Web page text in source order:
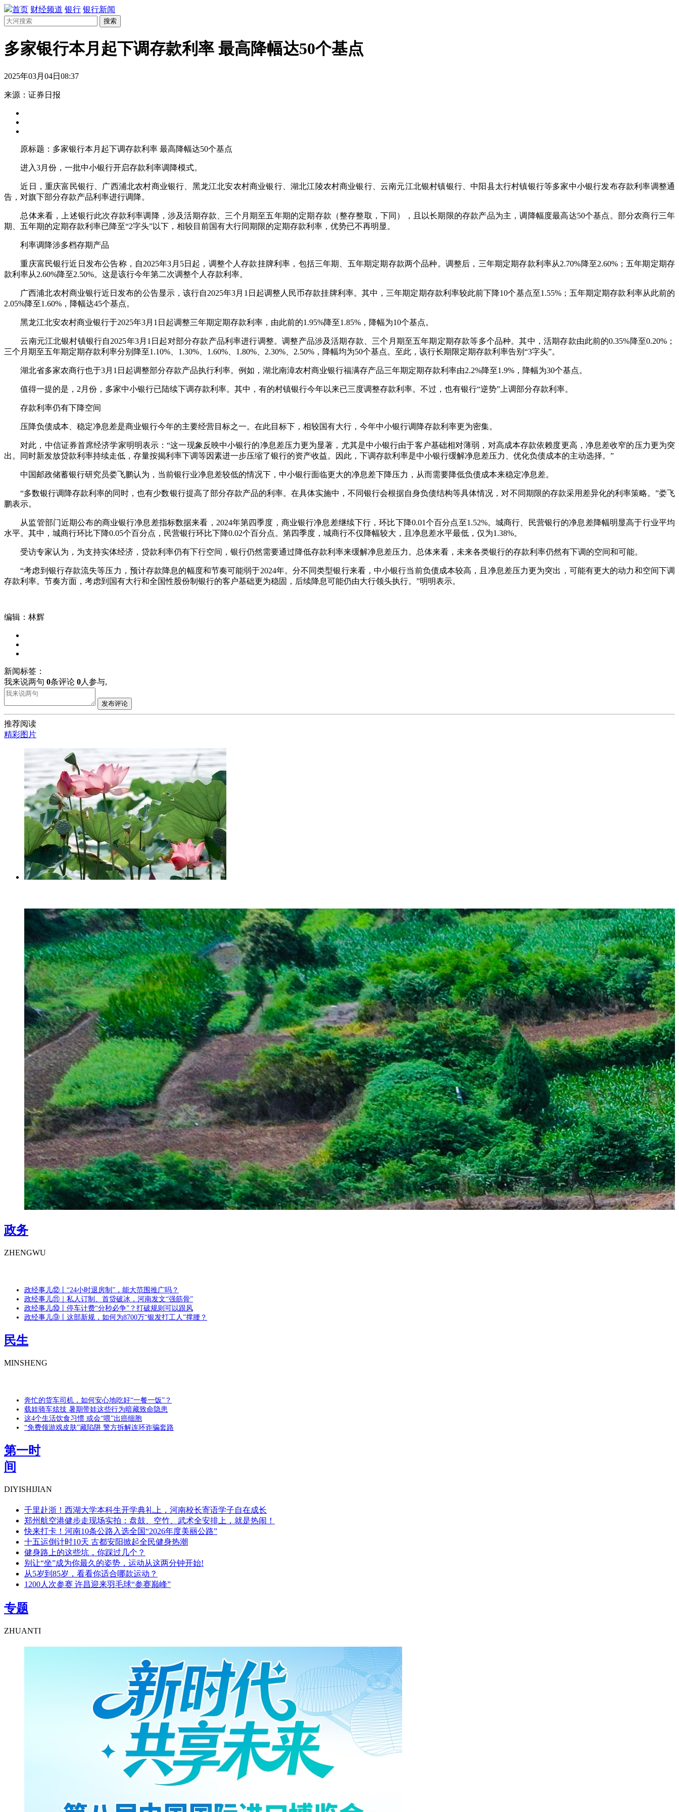
首页 财经频道 银行 银行新闻
搜索
多家银行本月起下调存款利率 最高降幅达50个基点
2025年03月04日08:37
来源：证券日报
原标题：多家银行本月起下调存款利率 最高降幅达50个基点
进入3月份，一批中小银行开启存款利率调降模式。
近日，重庆富民银行、广西浦北农村商业银行、黑龙江北安农村商业银行、湖北江陵农村商业银行、云南元江北银村镇银行、中阳县太行村镇银行等多家中小银行发布存款利率调整通
告，对旗下部分存款产品利率进行调降。
总体来看，上述银行此次存款利率调降，涉及活期存款、三个月期至五年期的定期存款（整存整取，下同），且以长期限的存款产品为主，调降幅度最高达50个基点。部分农商行三年
期、五年期的定期存款利率已降至“2字头”以下，相较目前国有大行同期限的定期存款利率，优势已不再明显。
利率调降涉多档存期产品
重庆富民银行近日发布公告称，自2025年3月5日起，调整个人存款挂牌利率，包括三年期、五年期定期存款两个品种。调整后，三年期定期存款利率从2.70%降至2.60%；五年期定期存
款利率从2.60%降至2.50%。这是该行今年第二次调整个人存款利率。
广西浦北农村商业银行近日发布的公告显示，该行自2025年3月1日起调整人民币存款挂牌利率。其中，三年期定期存款利率较此前下降10个基点至1.55%；五年期定期存款利率从此前的
2.05%降至1.60%，降幅达45个基点。
黑龙江北安农村商业银行于2025年3月1日起调整三年期定期存款利率，由此前的1.95%降至1.85%，降幅为10个基点。
云南元江北银村镇银行自2025年3月1日起对部分存款产品利率进行调整。调整产品涉及活期存款、三个月期至五年期定期存款等多个品种。其中，活期存款由此前的0.35%降至0.20%；
三个月期至五年期定期存款利率分别降至1.10%、1.30%、1.60%、1.80%、2.30%、2.50%，降幅均为50个基点。至此，该行长期限定期存款利率告别“3字头”。
湖北省多家农商行也于3月1日起调整部分存款产品执行利率。例如，湖北南漳农村商业银行福满存产品三年期定期存款利率由2.2%降至1.9%，降幅为30个基点。
值得一提的是，2月份，多家中小银行已陆续下调存款利率。其中，有的村镇银行今年以来已三度调整存款利率。不过，也有银行“逆势”上调部分存款利率。
存款利率仍有下降空间
压降负债成本、稳定净息差是商业银行今年的主要经营目标之一。在此目标下，相较国有大行，今年中小银行调降存款利率更为密集。
对此，中信证券首席经济学家明明表示：“这一现象反映中小银行的净息差压力更为显著，尤其是中小银行由于客户基础相对薄弱，对高成本存款依赖度更高，净息差收窄的压力更为突
出。同时新发放贷款利率持续走低，存量按揭利率下调等因素进一步压缩了银行的资产收益。因此，下调存款利率是中小银行缓解净息差压力、优化负债成本的主动选择。”
中国邮政储蓄银行研究员娄飞鹏认为，当前银行业净息差较低的情况下，中小银行面临更大的净息差下降压力，从而需要降低负债成本来稳定净息差。
“多数银行调降存款利率的同时，也有少数银行提高了部分存款产品的利率。在具体实施中，不同银行会根据自身负债结构等具体情况，对不同期限的存款采用差异化的利率策略。”娄飞
鹏表示。
从监管部门近期公布的商业银行净息差指标数据来看，2024年第四季度，商业银行净息差继续下行，环比下降0.01个百分点至1.52%。城商行、民营银行的净息差降幅明显高于行业平均
水平。其中，城商行环比下降0.05个百分点，民营银行环比下降0.02个百分点。第四季度，城商行不仅降幅较大，且净息差水平最低，仅为1.38%。
受访专家认为，为支持实体经济，贷款利率仍有下行空间，银行仍然需要通过降低存款利率来缓解净息差压力。总体来看，未来各类银行的存款利率仍然有下调的空间和可能。
“考虑到银行存款流失等压力，预计存款降息的幅度和节奏可能弱于2024年。分不同类型银行来看，中小银行当前负债成本较高，且净息差压力更为突出，可能有更大的动力和空间下调
存款利率。节奏方面，考虑到国有大行和全国性股份制银行的客户基础更为稳固，后续降息可能仍由大行领头执行。”明明表示。
编辑：林辉
新闻标签：
我来说两句 0条评论 0人参与,
发布评论
推荐阅读